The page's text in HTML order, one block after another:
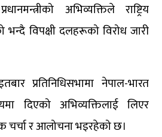
अभिव्यक्तिले राष्ट्रिय
भन्दै विपक्षी दलहरूको विरोध जारी
प्रतिनिधिसभामा नेपाल-भारत
दिएको अभिव्यक्तिलाई लिएर
चर्चा र आलोचना भइरहेको छ।